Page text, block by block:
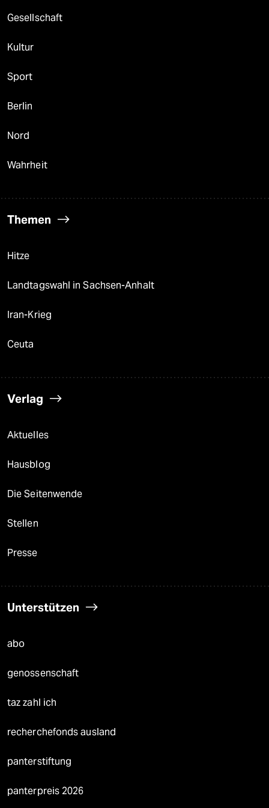
wahrheit
verlag
verlag
veranstaltungen
unterstützen
abo
genossenschaft
Gesellschaft
Kultur
Sport
Berlin
Nord
Wahrheit
Themen
Hitze
Landtagswahl in Sachsen-Anhalt
Iran-Krieg
Ceuta
Verlag
Aktuelles
Hausblog
Die Seitenwende
Stellen
Presse
Unterstützen
abo
genossenschaft
taz zahl ich
recherchefonds ausland
panterstiftung
panterpreis 2026